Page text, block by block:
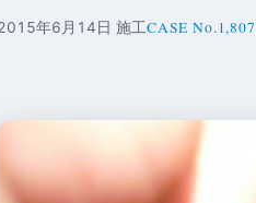
年6月14日 施工CASE No.1,807